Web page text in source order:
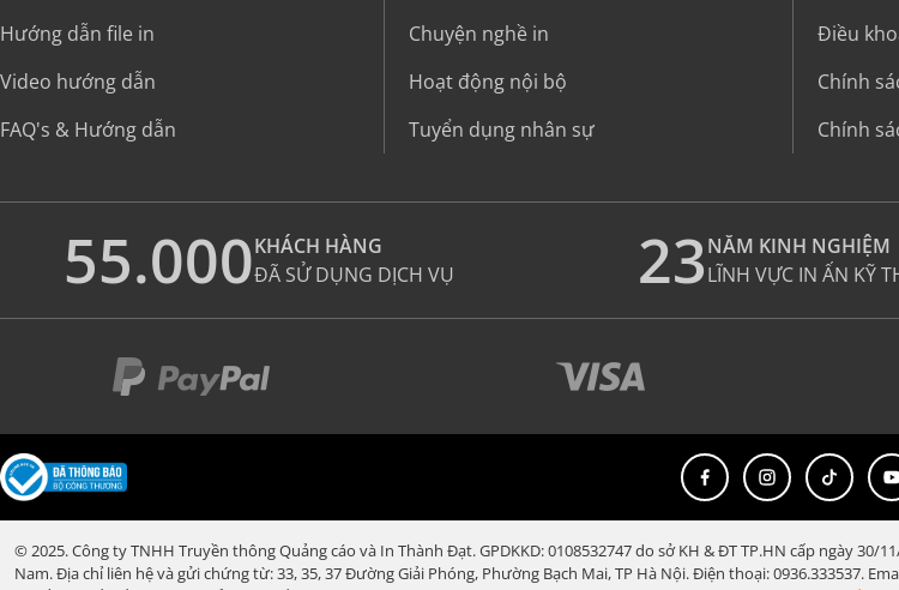
Hướng dẫn file in
Video hướng dẫn
FAQ's & Hướng dẫn
Chuyện nghề in
Hoạt động nội bộ
Tuyển dụng nhân sự
Điều
Chính
Chính
55.000KHÁCH HÀNG
ĐÃ SỬ DỤNG DỊCH VỤ
23NĂM KINH NGHIỆM
LĨNH VỰC IN ẤN KỸ
© 2025. Công ty TNHH Truyền thông Quảng cáo và In Thành Đạt. GPDKKD: 0108532747 do sở KH & ĐT TP.HN cấp ngày
Nam. Địa chỉ liên hệ và gửi chứng từ: 33, 35, 37 Đường Giải Phóng, Phường Bạch Mai, TP Hà Nội. Điện thoại: 0936.333537.